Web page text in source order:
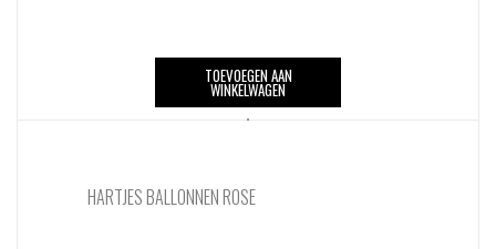
TOEVOEGEN AAN
WINKELWAGEN
HARTJES BALLONNEN ROSE